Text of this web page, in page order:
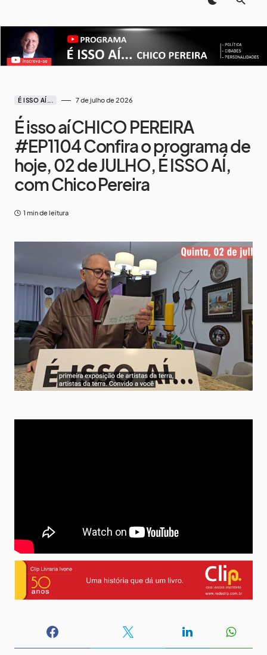
É ISSO AÍ... 7 de julho de 2026
É isso aí CHICO PEREIRA
#EP1104 Confira o programa de
hoje, 02 de JULHO, É ISSO AÍ,
com Chico Pereira
1 min de leitura